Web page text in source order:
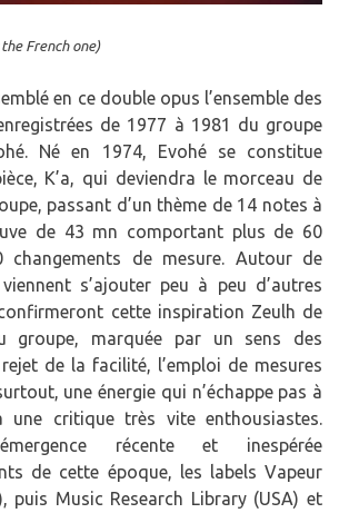
French one)
en ce double opus l’ensemble des
de 1977 à 1981 du groupe
Né en 1974, Evohé se constitue
K’a, qui deviendra le morceau de
passant d’un thème de 14 notes à
de 43 mn comportant plus de 60
changements de mesure. Autour de
s’ajouter peu à peu d’autres
cette inspiration Zeulh de
groupe, marquée par un sens des
de la facilité, l’emploi de mesures
une énergie qui n’échappe pas à
critique très vite enthousiastes.
récente et inespérée
de cette époque, les labels Vapeur
puis Music Research Library (USA) et